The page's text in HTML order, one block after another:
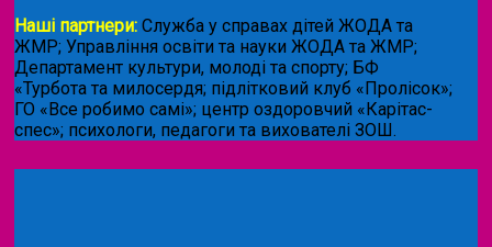
Наші партнери: Служба у справах дітей ЖОДА та
ЖМР; Управління освіти та науки ЖОДА та ЖМР;
Департамент культури, молоді та спорту; БФ
«Турбота та милосердя; підлітковий клуб «Пролісок»;
ГО «Все робимо самі»; центр оздоровчий «Карітас-
спес»; психологи, педагоги та вихователі ЗОШ.